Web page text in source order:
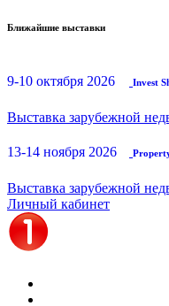
Ближайшие выставки
9-10 октября 2026 Invest
Выставка зарубежной
13-14 ноября 2026
Выставка зарубежной
Личный кабинет